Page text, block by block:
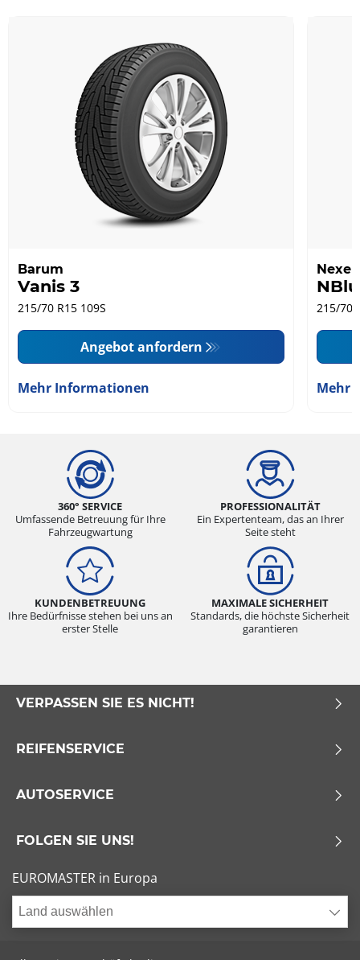
Barum
Vanis 3
215/70 R15 109S
Angebot anfordern
Mehr Informationen
Nexen
215/70
Mehr
360° SERVICE
Umfassende Betreuung für Ihre
Fahrzeugwartung
PROFESSIONALITÄT
Ein Expertenteam, das an Ihrer
Seite steht
KUNDENBETREUUNG
Ihre Bedürfnisse stehen bei uns an
erster Stelle
MAXIMALE SICHERHEIT
Standards, die höchste Sicherheit
garantieren
VERPASSEN SIE ES NICHT!
REIFENSERVICE
AUTOSERVICE
FOLGEN SIE UNS!
EUROMASTER in Europa
Land auswählen